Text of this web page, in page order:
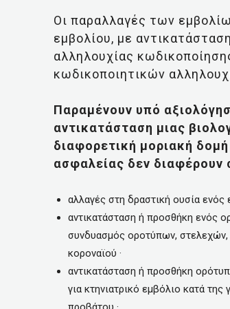
Οι παραλλαγές των
εμβολίου, με
αλληλουχίας
κωδικοποιητικών
Παραμένουν υπό
αντικατάσταση μιας
διαφορετική μοριακή
ασφαλείας δεν διαφέρουν
αλλαγές στη δραστική ουσία
αντικατάσταση ή προσθήκη ενός
συνδυασμός οροτύπων, στελεχών,
κοροναϊού ·
αντικατάσταση ή προσθήκη
για κτηνιατρικό εμβόλιο κατά